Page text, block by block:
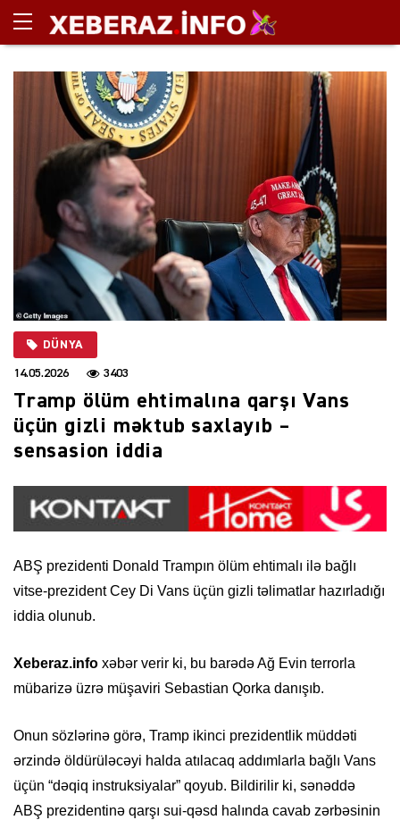
DÜNYA
14.05.2026 3403
Tramp ölüm ehtimalına qarşı Vans
üçün gizli məktub saxlayıb –
sensasion iddia
ABŞ prezidenti Donald Trampın ölüm ehtimalı ilə bağlı
vitse-prezident Cey Di Vans üçün gizli təlimatlar hazırladığı
iddia olunub.
Xeberaz.info xəbər verir ki, bu barədə Ağ Evin terrorla
mübarizə üzrə müşaviri Sebastian Qorka danışıb.
Onun sözlərinə görə, Tramp ikinci prezidentlik müddəti
ərzində öldürüləcəyi halda atılacaq addımlarla bağlı Vans
üçün “dəqiq instruk­siyalar” qoyub. Bildirilir ki, sənəddə
ABŞ prezidentinə qarşı sui-qəsd halında cavab zərbəsinin